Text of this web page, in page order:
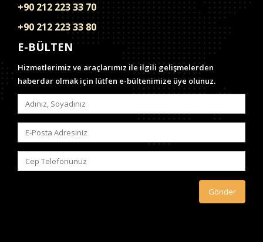
+90 212 223 33 70
+90 212 223 33 80
E-BÜLTEN
Hizmetlerimiz ve araçlarımız ile ilgili gelişmelerden
haberdar olmak için lütfen e-bültenimize üye olunuz.
Gönder